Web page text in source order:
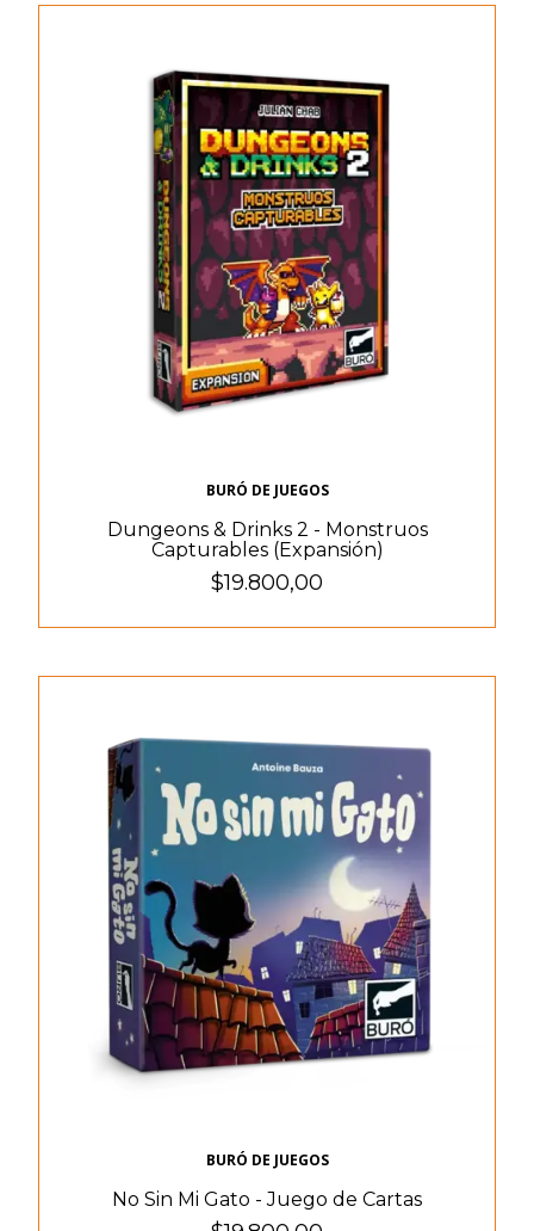
BURÓ DE JUEGOS
Dungeons & Drinks 2 - Monstruos
Capturables (Expansión)
$19.800,00
BURÓ DE JUEGOS
No Sin Mi Gato - Juego de Cartas